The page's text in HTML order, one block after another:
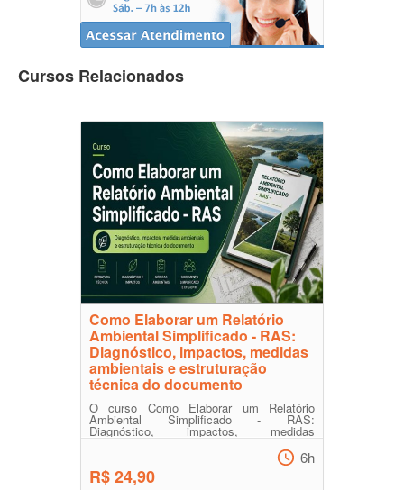
Cursos Relacionados
Como Elaborar um Relatório
Ambiental Simplificado - RAS:
Diagnóstico, impactos, medidas
ambientais e estruturação
técnica do documento
O curso Como Elaborar um Relatório
Ambiental Simplificado - RAS:
Diagnóstico, impactos, medidas
ambientais e estruturação técnica do
R$ 24,90
6h